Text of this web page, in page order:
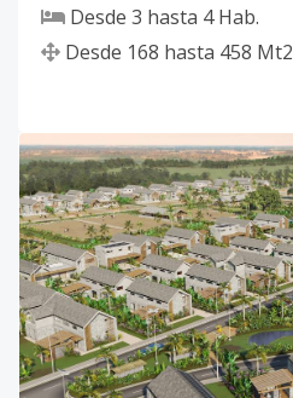
Desde 3 hasta 4Hab.
Desde 168 hasta 458 Mt2